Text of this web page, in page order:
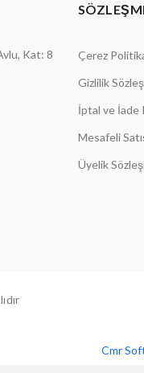
Kat: 8
Çerez
Gizlilik
İptal ve İade
Mesafeli
Üyelik
Cmr